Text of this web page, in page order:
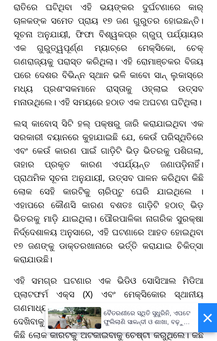
ରାତିରେ ଘଟିଥିବା ଏହି ଭୟଙ୍କର ଦୁର୍ଘଟଣାରେ କାର୍
ଚାଳକଙ୍କ ସମେତ ପ୍ରାୟ ୧୭ ଜଣ ଗୁରୁତର ହୋଇଛନ୍ତି।
ସୂଚନା ଅନୁଯାୟୀ, ଫିଫା ବିଶ୍ୱକପ୍‌ର ଗ୍ରୁପ୍ ପର୍ଯ୍ୟାୟର
ଏକ ଗୁରୁତ୍ୱପୂର୍ଣ୍ଣ ମ୍ୟାଚ୍‌ରେ ମେକ୍ସିକୋ, ଚେକ୍
ଗଣରାଜ୍ୟକୁ ପରାସ୍ତ କରିଥିଲା। ଏହି ରୋମାଞ୍ଚକର ବିଜୟ
ପରେ ଦେଶର ବିଭିନ୍ନ ସ୍ଥାନ ଭଳି କାବୋ ସାନ୍ ଲୁକାସ୍‌ରେ
ମଧ୍ୟ ପ୍ରଶଂସକମାନେ ରାସ୍ତାକୁ ଓହ୍ଲାଇ ଉତ୍ସବ
ମନାଉଥିଲେ। ଏହି ସମୟରେ ହଠାତ ଏକ ଅଘଟଣ ଘଟିଥିଲା।
ଲସ୍ କାବୋସ୍ ସିଟି ହଲ୍ ପକ୍ଷରୁ ଜାରି କରାଯାଇଥିବା ଏକ
ସରକାରୀ ବୟାନରେ କୁହାଯାଇଛି ଯେ, କେଉଁ ପରିସ୍ଥିତିରେ
ଏବଂ କେଉଁ କାରଣ ପାଇଁ ଗାଡ଼ିଟି ଭିଡ଼ ଭିତରକୁ ପଶିଗଲା,
ତାହାର ପ୍ରକୃତ କାରଣ ଏପର୍ଯ୍ୟନ୍ତ ଜଣାପଡ଼ିନାହିଁ।
ପ୍ରାଥମିକ ସୂଚନା ଅନୁଯାୟୀ, ଉତ୍ସବ ପାଳନ କରିଥିବା କିଛି
ଲୋକ ସେହି କାରଟିକୁ ଚାରିପଟୁ ଘେରି ଯାଇଥିଲେ ।
ଏହାପରେ କୌଣସି କାରଣ ବଶତଃ ଗାଡ଼ିଟି ହଠାତ୍ ଭିଡ଼
ଭିତରକୁ ମାଡ଼ି ଯାଇଥିଲା। ପୌରପାଳିକା ନାଗରିକ ସୁରକ୍ଷା
ନିର୍ଦ୍ଦେଶାଳୟ ଅନୁସାରେ, ଏହି ଘଟଣାରେ ଆହତ ହୋଇଥିବା
୧୭ ଜଣଙ୍କୁ ଡାକ୍ତରଖାନାରେ ଭର୍ତ୍ତି କରାଯାଇ ଚିକିତ୍ସା
କରାଯାଉଛି।
ଏହି ସମଗ୍ର ଘଟଣାର ଏକ ଭିଡିଓ ସୋସିଆଲ ମିଡିଆ
ପ୍ଲାଟଫର୍ମ ଏକ୍ସ (X) ଏବଂ ମେକ୍ସିକୋର ସ୍ଥାନୀୟ
ଗଣମାଧ୍ୟମରେ ପ୍ରସାରିତ ହେବାରେ ଲାଗିଛି। ଏଥିରେ
ଦେଖିବାକୁ ମିଳିଛି, କାର୍‌ଟି ଆଗକୁ ବଢ଼ିବା ପୂର୍ବରୁ ଭିଡ଼ରେ ଥିବା
କିଛି ଲୋକ କାରଟିକୁ ଅଟକାଇବାକୁ ଚେଷ୍ଟା କରୁଥିଲେ। କିଛି
×
ବୈତରଣୀରେ ସ୍ଥିତି ସୁଧୁରିନି, ଏପଟେ
ଫୁଲିଲାଣି ସାଳନ୍ଦୀ ଓ ଶାଖା, ବଢ଼ୁଛି
ବନ୍ୟା ଭୟ